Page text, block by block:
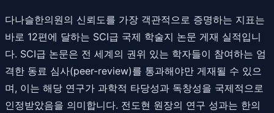
다나슬한의원의 신뢰도를 가장 객관적으로 증명하는 지표는
바로 12편에 달하는 SCI급 국제 학술지 논문 게재 실적입니
다. SCI급 논문은 전 세계의 권위 있는 학자들이 참여하는 엄
격한 동료 심사(peer-review)를 통과해야만 게재될 수 있으
며, 이는 해당 연구가 과학적 타당성과 독창성을 국제적으로
인정받았음을 의미합니다. 전도현 원장의 연구 성과는 한의